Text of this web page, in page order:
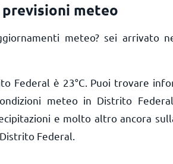
meteo
meteo? sei arrivato
Federal è 23°C . Puoi trovare
meteo in Distrito
e molto altro ancora
Federal.